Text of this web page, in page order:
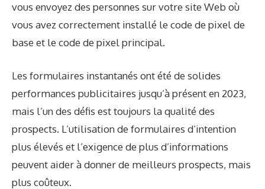
vous envoyez des personnes sur votre site Web où
vous avez correctement installé le code de pixel de
base et le code de pixel principal.
Les formulaires instantanés ont été de solides
performances publicitaires jusqu’à présent en 2023,
mais l’un des défis est toujours la qualité des
prospects. L’utilisation de formulaires d’intention
plus élevés et l’exigence de plus d’informations
peuvent aider à donner de meilleurs prospects, mais
plus coûteux.